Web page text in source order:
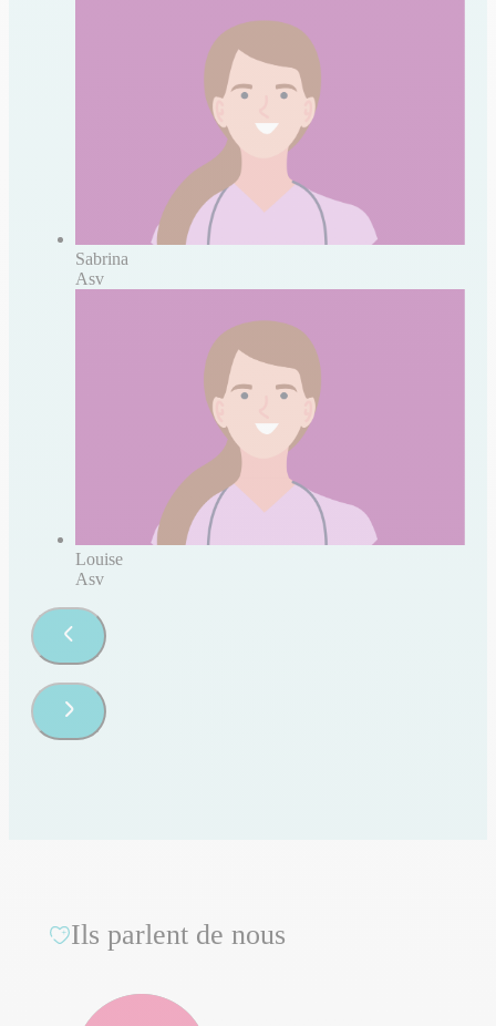
Sabrina
Asv
Louise
Asv
Ils parlent de nous